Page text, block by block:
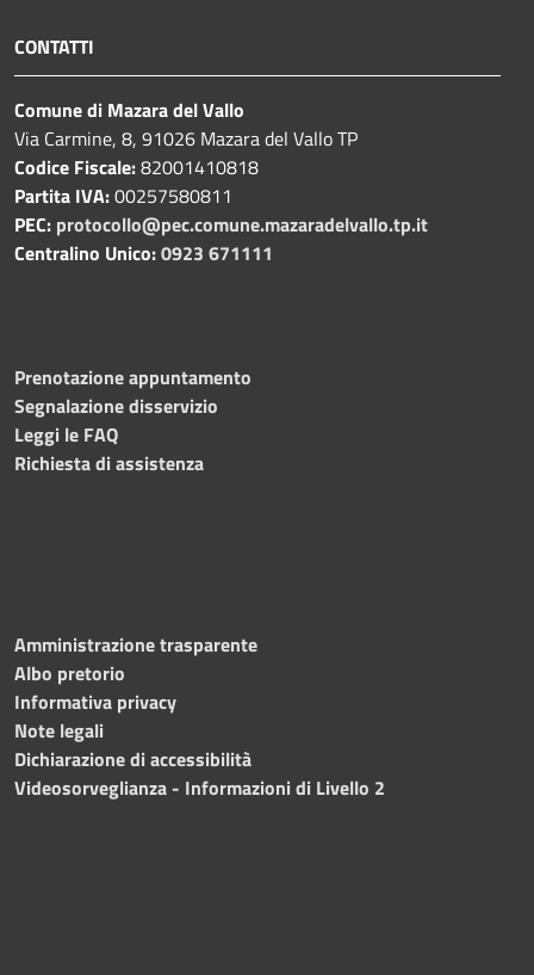
CONTATTI
Comune di Mazara del Vallo
Via Carmine, 8, 91026 Mazara del Vallo TP
Codice Fiscale:82001410818
Partita IVA:00257580811
PEC: protocollo@pec.comune.mazaradelvallo.tp.it
Centralino Unico:0923 671111
Prenotazione appuntamento
Segnalazione disservizio
Leggi le FAQ
Richiesta di assistenza
Amministrazione trasparente
Albo pretorio
Informativa privacy
Note legali
Dichiarazione di accessibilità
Videosorveglianza - Informazioni di Livello 2